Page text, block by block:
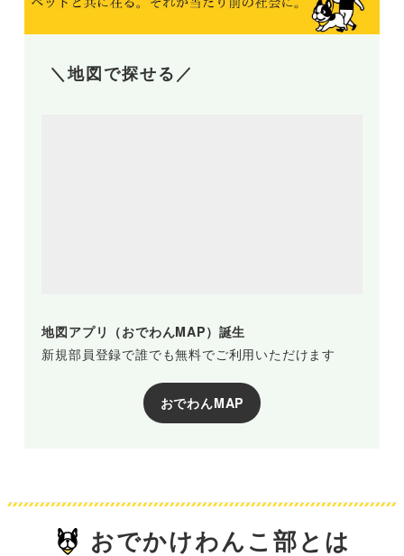
＼地図で探せる／
地図アプリ（おでわんMAP）誕生
新規部員登録で誰でも無料でご利用いただけます
おでわんMAP
おでかけわんこ部とは